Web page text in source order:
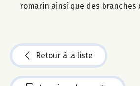
romarin ainsi que des branches
Retour à la liste